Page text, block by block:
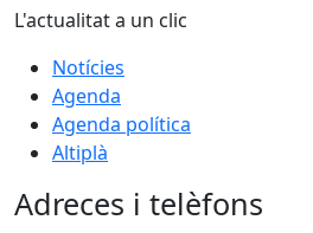
L'actualitat a un clic
Notícies
Agenda
Agenda política
Altiplà
Adreces i telèfons